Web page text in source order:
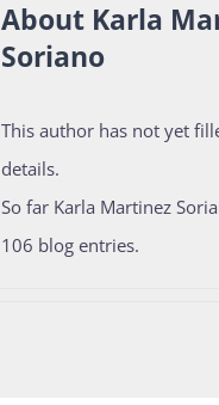
La Boletina
About Karla
Soriano
This author has not yet
details.
So far Karla Martinez
106 blog entries.